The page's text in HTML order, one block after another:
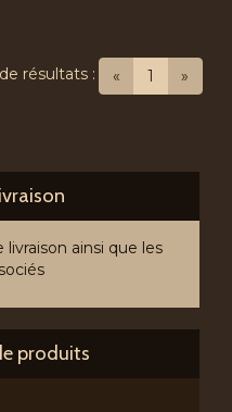
« 1 (current)
»
résultats :
ainsi que les
produits